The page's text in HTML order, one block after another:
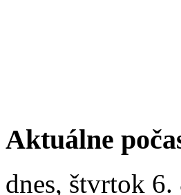
Aktuálne
dnes, štvrtok 6.